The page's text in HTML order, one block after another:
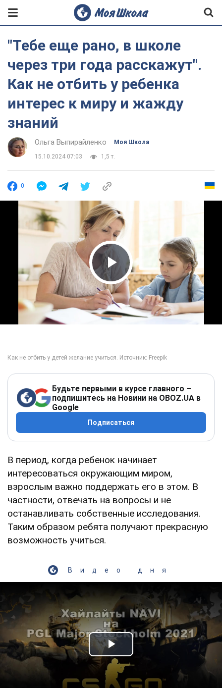
"Тебе еще рано, в школе
через три года расскажут".
Как не отбить у ребенка
интерес к миру и жажду
знаний
Ольга Выпирайленко Моя Школа
15.10.2024 07:03 1,5 т.
0
Play Video
Будьте первыми в курсе главного –
подпишитесь на Новини на OBOZ.UA в
Google
Подписаться
В период, когда ребенок начинает
интересоваться окружающим миром,
взрослым важно поддержать его в этом. В
частности, отвечать на вопросы и не
останавливать собственные исследования.
Таким образом ребята получают прекрасную
возможность учиться.
Видео дня
Play Video